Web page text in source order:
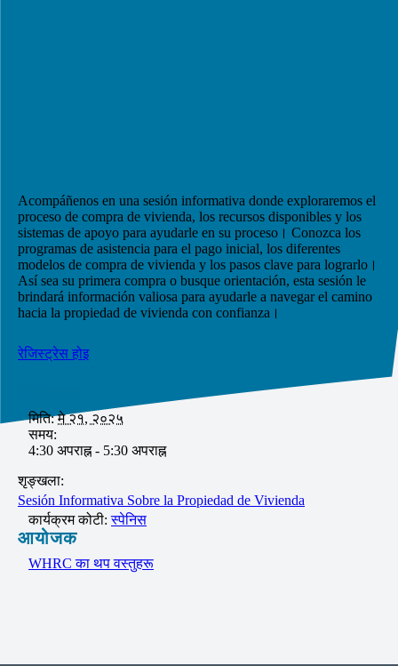
Acompáñenos en una sesión informativa donde exploraremos el
proceso de compra de vivienda, los recursos disponibles y los
sistemas de apoyo para ayudarle en su proceso। Conozca los
programas de asistencia para el pago inicial, los diferentes
modelos de compra de vivienda y los pasos clave para lograrlo।
Así sea su primera compra o busque orientación, esta sesión le
brindará información valiosa para ayudarle a navegar el camino
hacia la propiedad de vivienda con confianza।
रेजिस्ट्रेस होइ
मिति: मे २१, २०२५
समय:
4:30 अपराह्न - 5:30 अपराह्न
शृङ्खला:
Sesión Informativa Sobre la Propiedad de Vivienda
कार्यक्रम कोटी: स्पेनिस
आयोजक
WHRC का थप वस्तुहरू